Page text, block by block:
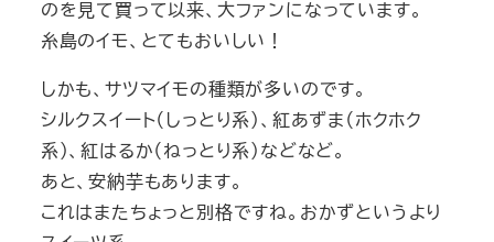
のを見て買って以来、大ファンになっています。
糸島のイモ、とてもおいしい！
しかも、サツマイモの種類が多いのです。
シルクスイート（しっとり系）、紅あずま（ホクホク
系）、紅はるか（ねっとり系）などなど。
あと、安納芋もあります。
これはまたちょっと別格ですね。おかずというより